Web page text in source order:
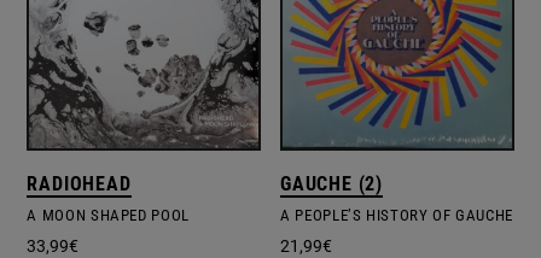
RADIOHEAD
A MOON SHAPED POOL
33,99€
GAUCHE (2)
A PEOPLE’S HISTORY OF GAUCHE
21,99€